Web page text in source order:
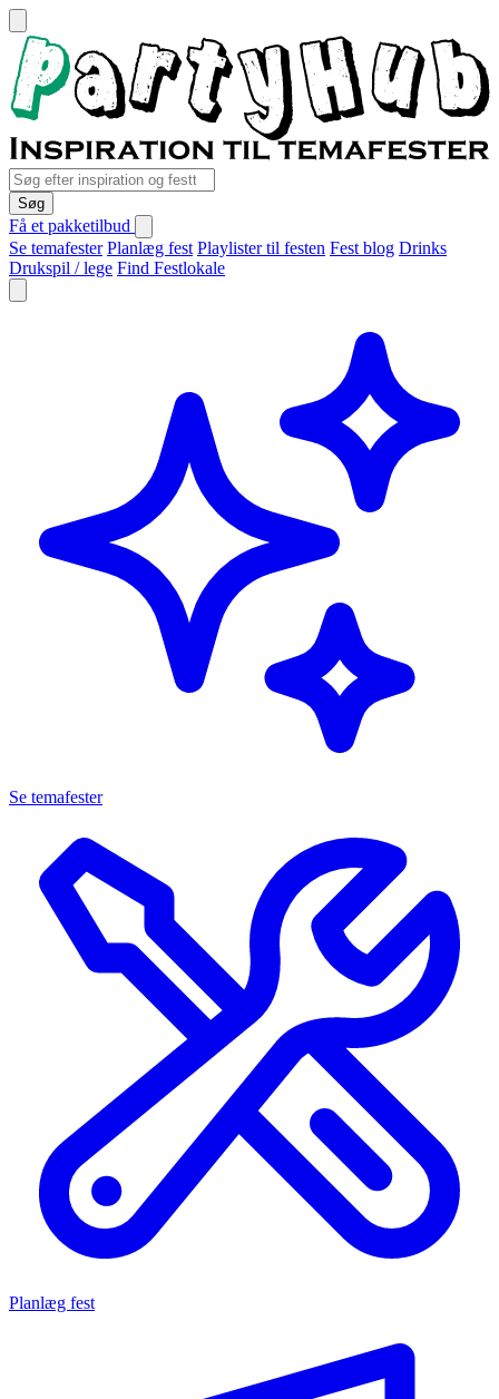
Søg
Få et pakketilbud
Se temafester Planlæg fest Playlister til festen Fest blog Drinks
Drukspil / lege Find Festlokale
Se temafester
Planlæg fest